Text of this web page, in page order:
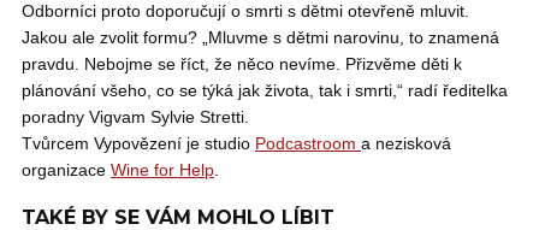
Odborníci proto doporučují o smrti s dětmi otevřeně mluvit.
Jakou ale zvolit formu? „Mluvme s dětmi narovinu, to znamená
pravdu. Nebojme se říct, že něco nevíme. Přizvěme děti k
plánování všeho, co se týká jak života, tak i smrti,“ radí ředitelka
poradny Vigvam Sylvie Stretti.
Tvůrcem Vypovězení je studio ⁠⁠⁠⁠⁠⁠⁠Podcastroom ⁠⁠⁠⁠⁠⁠⁠ a nezisková
organizace ⁠⁠⁠⁠⁠⁠⁠Wine for Help⁠⁠⁠⁠⁠⁠⁠
TAKÉ BY SE VÁM MOHLO LÍBIT